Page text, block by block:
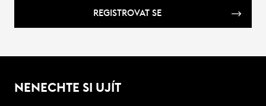
REGISTROVAT SE
NENECHTE SI UJÍT